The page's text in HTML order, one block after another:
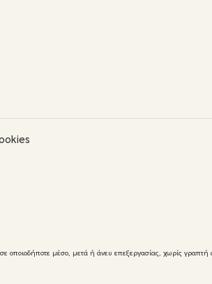
μέσο, μετά ή άνευ επεξεργασίας, χωρίς γραπτή